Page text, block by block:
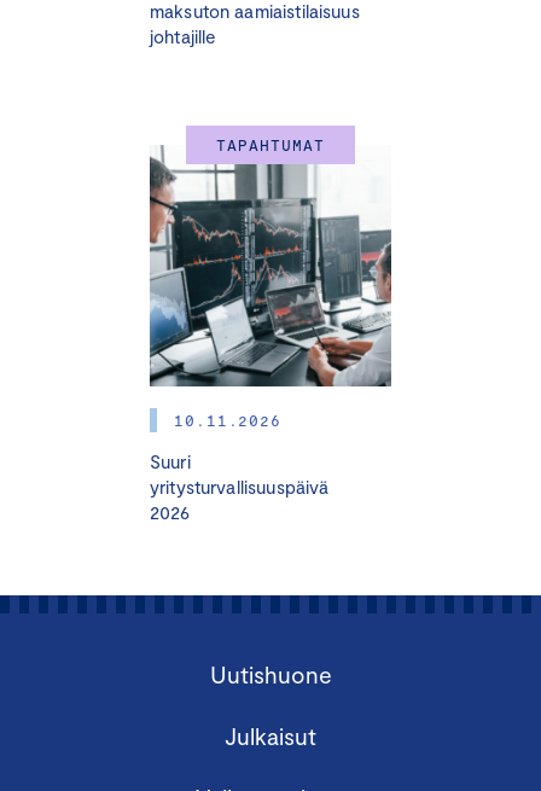
16.00 Tilaisuus päättyy
Kuluton peruutus on mahdollinen viimeistään seitsemän
vuorokautta ennen tilaisuutta. Mikäli peruutus tapahtuu
myöhemmin kuin seitsemän vuorokautta ennen
tilaisuutta, veloitetaan koko koulutuksen hinta.
Pidätämme oikeuden muutoksiin.
maksuton aamiaistilaisuus
johtajille
TAPAHTUMAT
10.11.2026
Suuri
yritysturvallisuuspäivä
2026
Uutishuone
Julkaisut